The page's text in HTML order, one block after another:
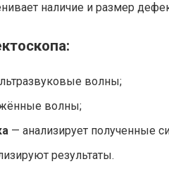
наличие и размер
волны;
волны;
— анализирует полученные
результаты.